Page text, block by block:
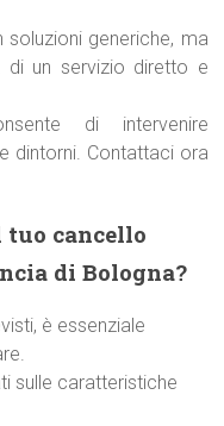
generiche, ma
di un servizio diretto e
di intervenire
dintorni. Contattaci ora
tuo cancello
di Bologna?
è essenziale
sulle caratteristiche